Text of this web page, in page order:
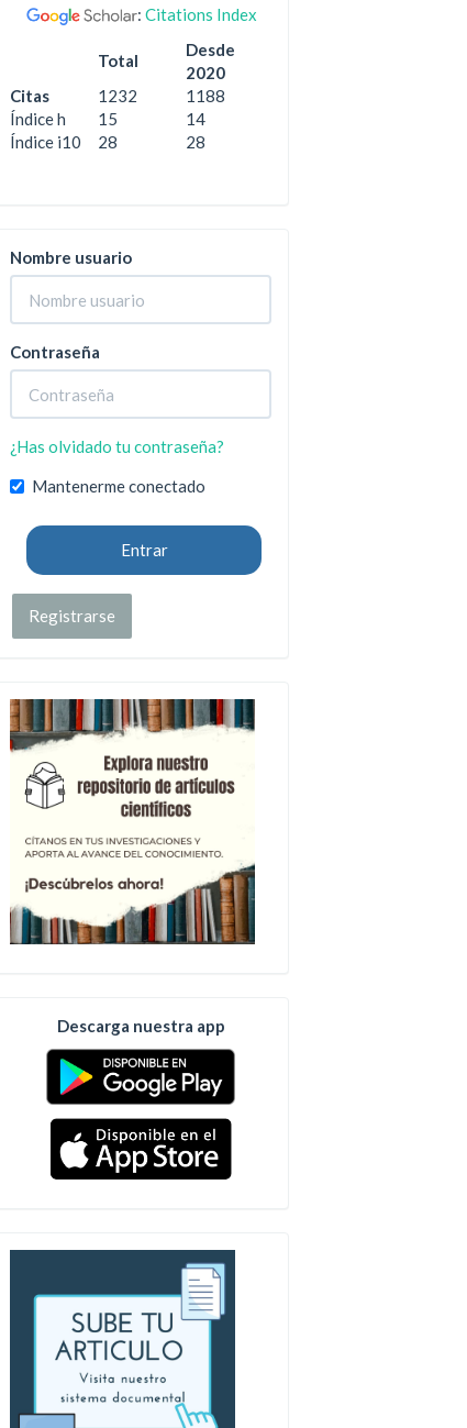
: Citations Index
Total
Desde
2020
Citas
1232
1188
Índice h
15
14
Índice i10
28 28
Nombre usuario
Contraseña
¿Has olvidado tu contraseña?
Mantenerme conectado
Entrar
Registrarse
Descarga nuestra app